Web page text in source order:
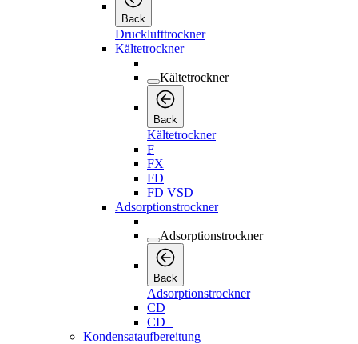
Back
Drucklufttrockner
Kältetrockner
Kältetrockner
Back
Kältetrockner
F
FX
FD
FD VSD
Adsorptionstrockner
Adsorptionstrockner
Back
Adsorptionstrockner
CD
CD+
Kondensataufbereitung